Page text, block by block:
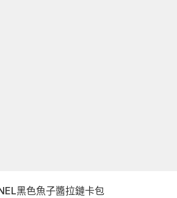
黑色魚子醬拉鏈卡包